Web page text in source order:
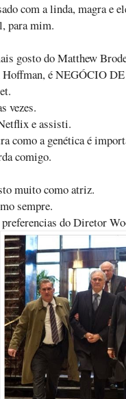
com a linda, magra e
para mim.
gosto do Matthew
Hoffman, é NEGÓCIO
vezes.
e assisti.
como a genética é
comigo.
muito como atriz.
sempre.
preferencias do Diretor